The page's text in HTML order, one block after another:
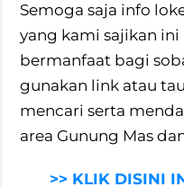
Semoga saja info
yang kami sajikan
bermanfaat bagi
gunakan link atau
mencari serta
area Gunung Mas
>> KLIK DISINI